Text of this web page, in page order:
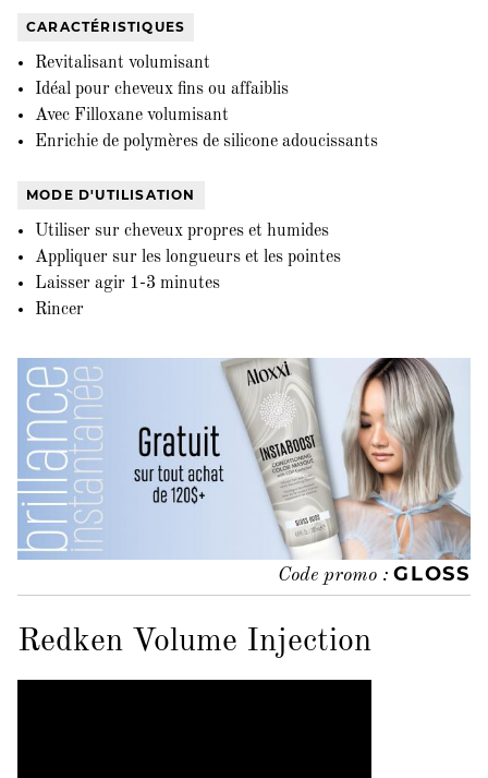
CARACTÉRISTIQUES
Revitalisant volumisant
Idéal pour cheveux fins ou affaiblis
Avec Filloxane volumisant
Enrichie de polymères de silicone adoucissants
MODE D'UTILISATION
Utiliser sur cheveux propres et humides
Appliquer sur les longueurs et les pointes
Laisser agir 1-3 minutes
Rincer
Code promo : GLOSS
Redken Volume Injection